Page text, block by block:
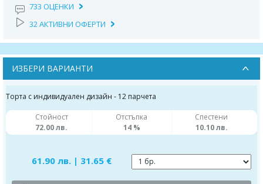
733 ОЦЕНКИ
32 АКТИВНИ ОФЕРТИ
ИЗБЕРИ ВАРИАНТИ
Торта с индивидуален дизайн - 12 парчета
Стойност
72.00 лв.
Отстъпка
14 %
Спестени
10.10 лв.
61.90 лв. | 31.65 €